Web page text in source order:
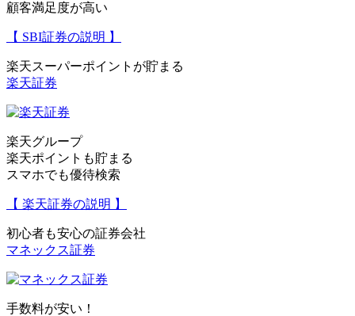
顧客満足度が高い
【 SBI証券の説明 】
楽天スーパーポイントが貯まる
楽天証券
楽天グループ
楽天ポイントも貯まる
スマホでも優待検索
【 楽天証券の説明 】
初心者も安心の証券会社
マネックス証券
手数料が安い！